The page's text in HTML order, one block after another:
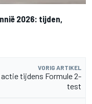
2026: tijden,
VORIG ARTIKEL
tijdens Formule 2-
test